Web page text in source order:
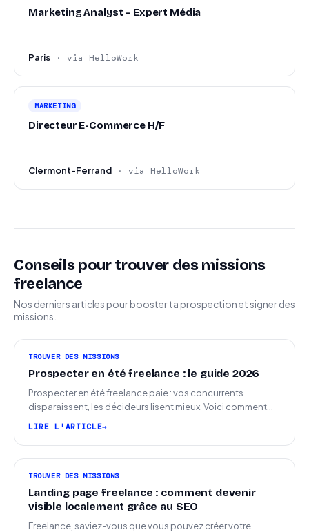
complexes et transverses
Marketing Analyst – Expert Média
Paris · via HelloWork
MARKETING
Directeur E-Commerce H/F
Clermont-Ferrand · via HelloWork
Conseils pour trouver des missions
freelance
Nos derniers articles pour booster ta prospection et signer des
missions.
TROUVER DES MISSIONS
Prospecter en été freelance : le guide 2026
Prospecter en été freelance paie : vos concurrents
disparaissent, les décideurs lisent mieux. Voici comment
LIRE L'ARTICLE
TROUVER DES MISSIONS
Landing page freelance : comment devenir
visible localement grâce au SEO
Freelance, saviez-vous que vous pouvez créer votre